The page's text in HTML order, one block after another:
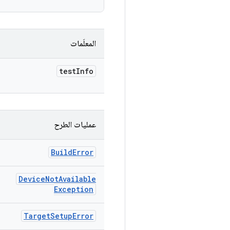
المعلَمات
testInfo
عمليات الطرح
BuildError
DeviceNotAvailable
Exception
TargetSetupError